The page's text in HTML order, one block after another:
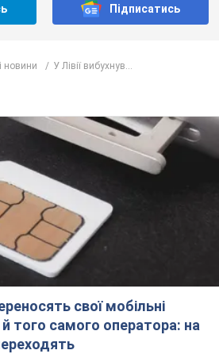
Підписатись
новини У Лівії вибухнув...
свої мобільні
того самого оператора: на